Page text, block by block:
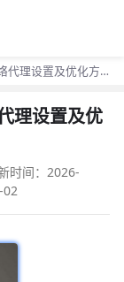
代理设置及优化方
理设置及优
时间：2026-
02